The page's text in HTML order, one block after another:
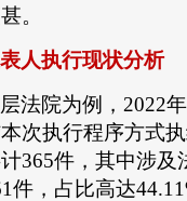
。
人执行现状分析
法院为例， 2022
次执行程序方式
365件，其中涉及
件，占比高达